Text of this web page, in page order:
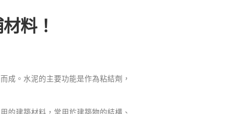
料！
成。水泥的主要功能是作為粘結劑，